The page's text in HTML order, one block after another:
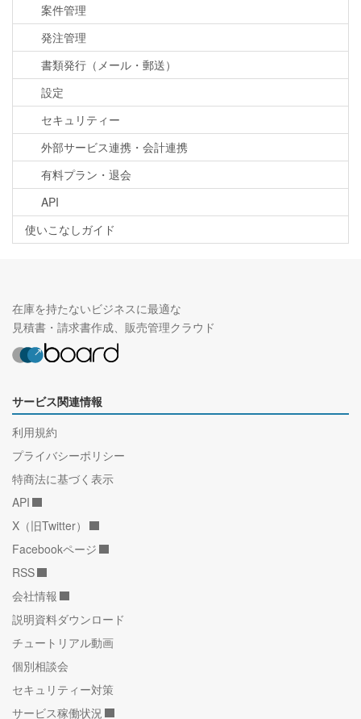
案件管理
発注管理
書類発行（メール・郵送）
設定
セキュリティー
外部サービス連携・会計連携
有料プラン・退会
API
使いこなしガイド
在庫を持たないビジネスに最適な
見積書・請求書作成、販売管理クラウド
サービス関連情報
利用規約
プライバシーポリシー
特商法に基づく表示
API
X（旧Twitter）
Facebookページ
RSS
会社情報
説明資料ダウンロード
チュートリアル動画
個別相談会
セキュリティー対策
サービス稼働状況